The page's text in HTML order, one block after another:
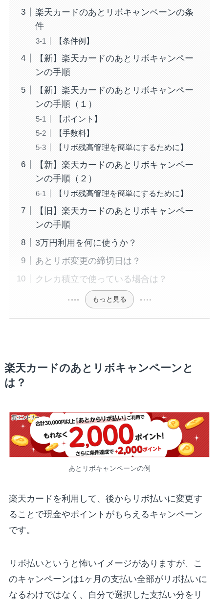
楽天カードのあとリボキャンペーンの条
件
【条件例】
【新】楽天カードのあとリボキャンペー
ンの手順
【新】楽天カードのあとリボキャンペー
ンの手順（１）
【ポイント】
【手数料】
【リボ残高管理を簡単にするために】
【新】楽天カードのあとリボキャンペー
ンの手順（２）
【リボ残高管理を簡単にするために】
【旧】楽天カードのあとリボキャンペー
ンの手順
3万円利用を何に使うか？
あとリボ変更の締切日は？
クレカ積立で使っている場合は？
もっと見る
楽天カードのあとリボキャンペーンと
は？
あとリボキャンペーンの例
楽天カードを利用して、後からリボ払いに変更す
ることで現金やポイントがもらえるキャンペーン
です。
リボ払いというと怖いイメージがありますが、こ
のキャンペーンは1ヶ月の支払い全部がリボ払いに
なるわけではなく、自分で選択した支払い分をリ